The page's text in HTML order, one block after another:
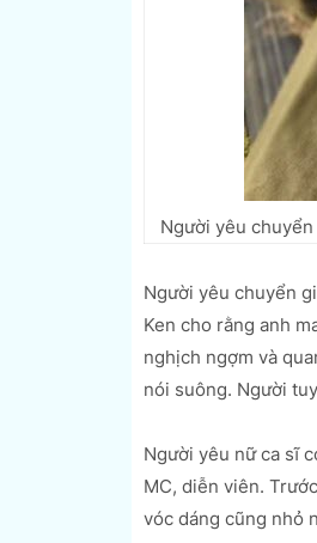
Người yêu
Người yêu chuyển
Ken cho rằng anh
nghịch ngợm và
nói suông. Người
Người yêu nữ ca sĩ
MC, diễn viên.
vóc dáng cũng nhỏ